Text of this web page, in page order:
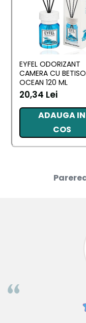
EYFEL ODORIZANT
CAMERA CU
OCEAN 120 ML
20,34 Lei
ADAUGA IN
COS